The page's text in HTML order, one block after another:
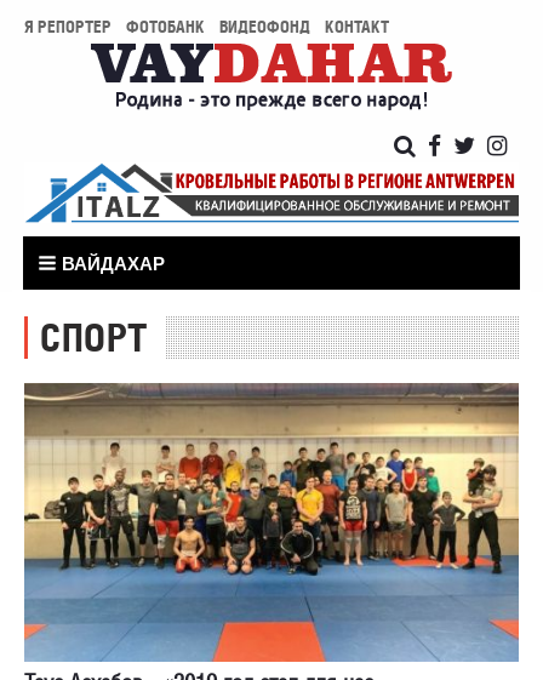
Я РЕПОРТЕР ФОТОБАНК ВИДЕОФОНД КОНТАКТ
ВАЙДАХАР
СПОРТ